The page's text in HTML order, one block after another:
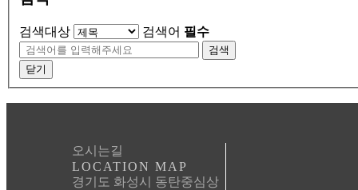
검색대상 검색어 필수
검색
닫기
오시는길
LOCATION MAP
경기도 화성시 동탄중심상